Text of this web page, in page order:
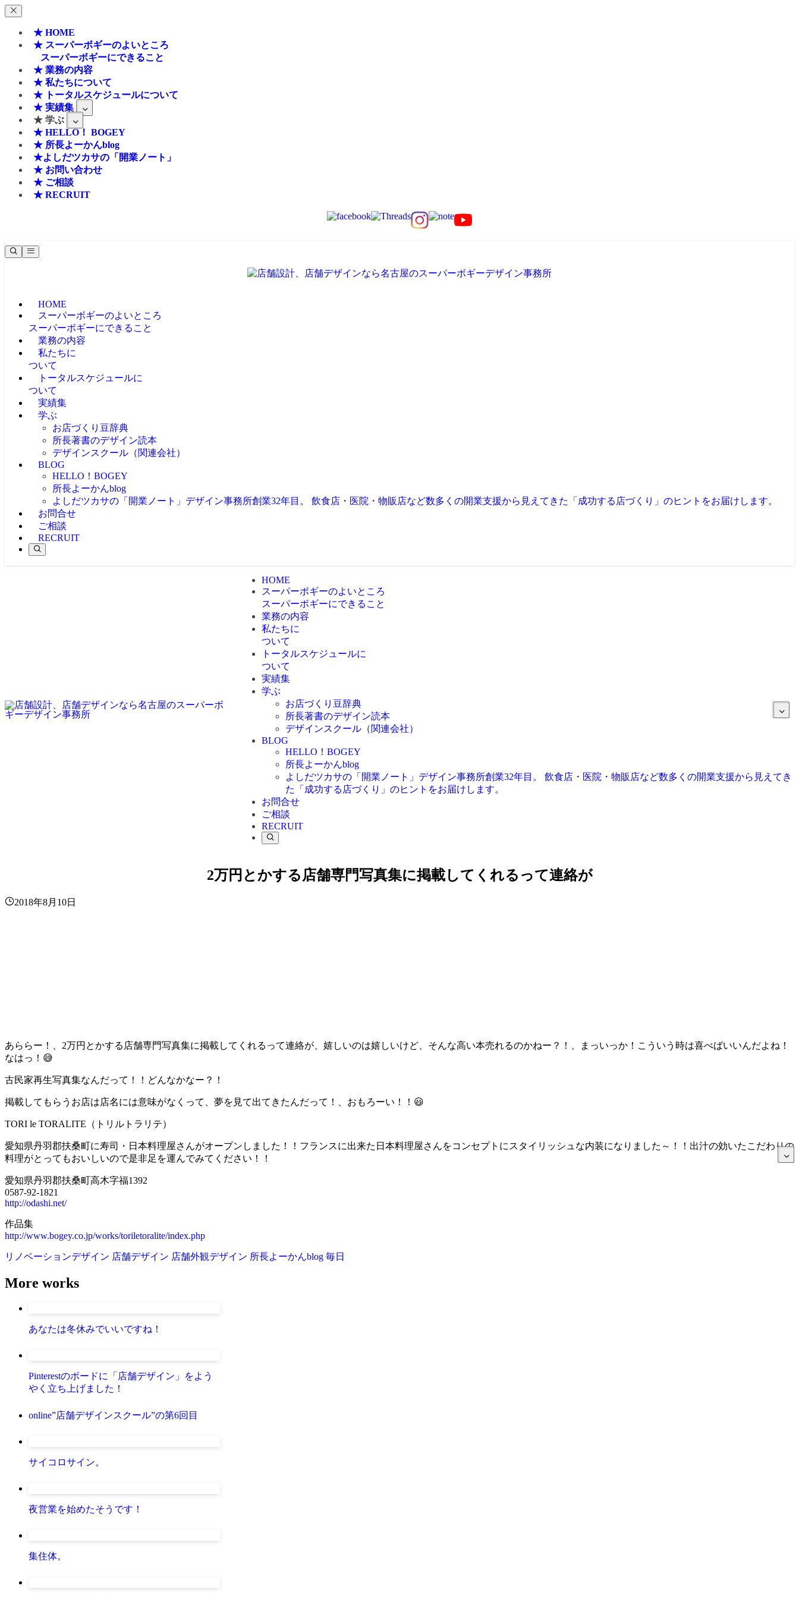
★ HOME
★ スーパーボギーのよいところ
スーパーボギーにできること
★ 業務の内容
★ 私たちについて
★ トータルスケジュールについて
★ 実績集
★ 学ぶ
★ HELLO！ BOGEY
★ 所長よーかんblog
★よしだツカサの「開業ノート」
★ お問い合わせ
★ ご相談
★ RECRUIT
HOME
スーパーボギーのよいところ
スーパーボギーにできること
業務の内容
私たちに
ついて
トータルスケジュールに
ついて
実績集
学ぶ
お店づくり豆辞典
所長著書のデザイン読本
デザインスクール（関連会社）
BLOG
HELLO！BOGEY
所長よーかんblog
よしだツカサの「開業ノート」 デザイン事務所創業32年目。 飲食店・医院・物販店など数多くの開業支援から見えてきた「成功する店づくり」のヒントをお届けします。
お問合せ
ご相談
RECRUIT
HOME
スーパーボギーのよいところ
スーパーボギーにできること
業務の内容
私たちに
ついて
トータルスケジュールに
ついて
実績集
学ぶ
お店づくり豆辞典
所長著書のデザイン読本
デザインスクール（関連会社）
BLOG
HELLO！BOGEY
所長よーかんblog
よしだツカサの「開業ノート」 デザイン事務所創業32年目。 飲食店・医院・物販店など数多くの開業支援から見えてき
た「成功する店づくり」のヒントをお届けします。
お問合せ
ご相談
RECRUIT
2万円とかする店舗専門写真集に掲載してくれるって連絡が
2018年8月10日
あららー！、2万円とかする店舗専門写真集に掲載してくれるって連絡が、嬉しいのは嬉しいけど、そんな高い本売れるのかねー？！、まっいっか！こういう時は喜べばいいんだよね！
なはっ！😅
古民家再生写真集なんだって！！どんなかなー？！
掲載してもらうお店は店名には意味がなくって、夢を見て出てきたんだって！、おもろーい！！😃
TORI le TORALITE（トリルトラリテ）
愛知県丹羽郡扶桑町に寿司・日本料理屋さんがオープンしました！！フランスに出来た日本料理屋さんをコンセプトにスタイリッシュな内装になりました～！！出汁の効いたこだわりの
料理がとってもおいしいので是非足を運んでみてください！！
愛知県丹羽郡扶桑町高木字福1392
0587-92-1821
http://odashi.net/
作品集
http://www.bogey.co.jp/works/toriletoralite/index.php
リノベーションデザイン 店舗デザイン 店舗外観デザイン 所長よーかんblog 毎日
More works
あなたは冬休みでいいですね！
Pinterestのボードに「店舗デザイン」をよう
やく立ち上げました！
online”店舗デザインスクール”の第6回目
サイコロサイン。
夜営業を始めたそうです！
集住体。